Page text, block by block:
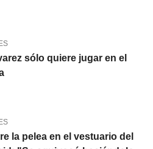
sólo quiere jugar en el
la pelea en el vestuario del